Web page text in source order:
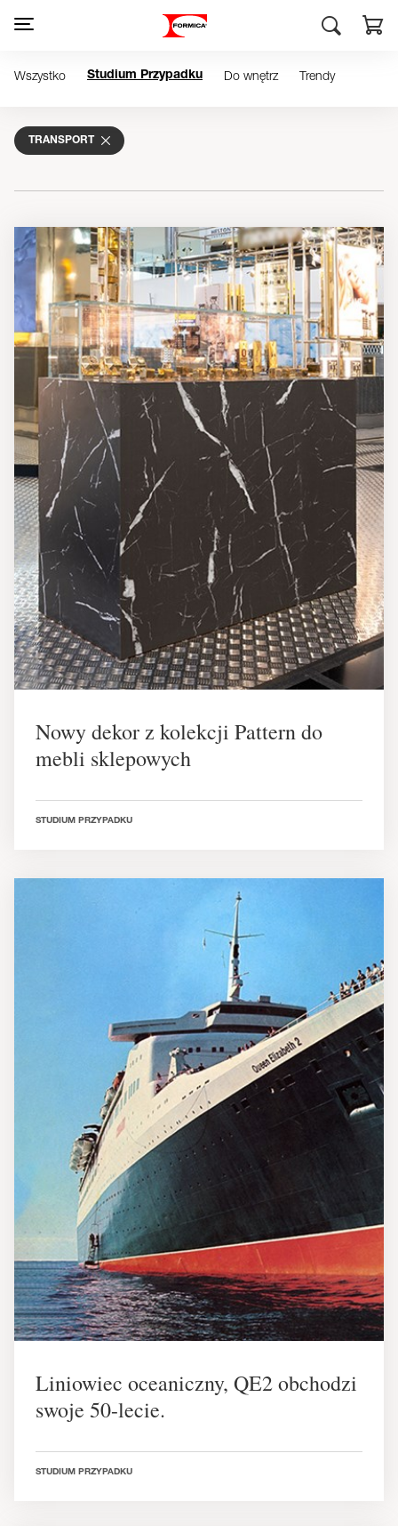
Wszystko Studium Przypadku Do wnętrz Trendy
TRANSPORT
Nowy dekor z kolekcji Pattern do
mebli sklepowych
STUDIUM PRZYPADKU
Liniowiec oceaniczny, QE2 obchodzi
swoje 50-lecie.
STUDIUM PRZYPADKU